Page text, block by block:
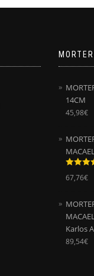
14CM
45,98€
Valorado
con5.00
67,76€
Karlos
89,54€